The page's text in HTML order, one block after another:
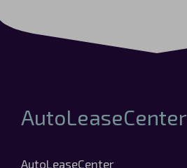
AutoLeaseCenter
AutoLeaseCenter